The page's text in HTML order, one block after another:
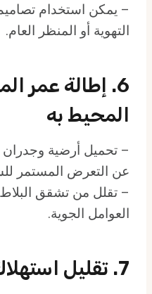
– يمكن استخدام
التهوية أو المنظر العام.
6. إطالة عمر
المحيط به
– تحميل أرضية وجدران
عن التعرض المستمر
– تقلل من تشقق البلاط
العوامل الجوية.
7. تقليل استهلاك الطاقة